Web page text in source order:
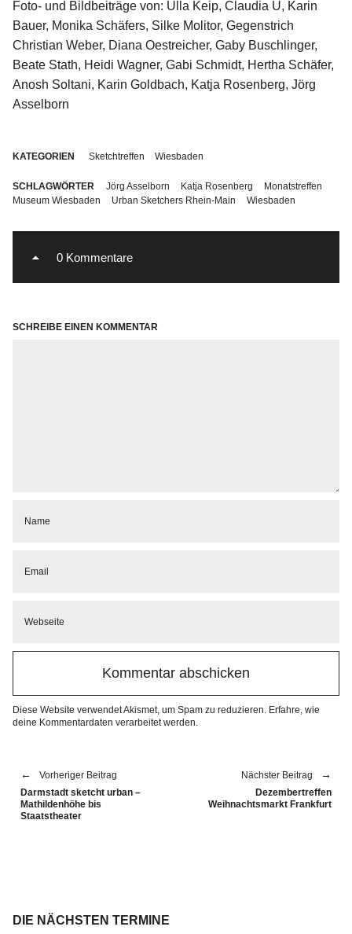
Foto- und Bildbeiträge von: Ulla Keip, Claudia U, Karin
Bauer, Monika Schäfers, Silke Molitor, Gegenstrich
Christian Weber, Diana Oestreicher, Gaby Buschlinger,
Beate Stath, Heidi Wagner, Gabi Schmidt, Hertha Schäfer,
Anosh Soltani, Karin Goldbach, Katja Rosenberg, Jörg
Asselborn
KATEGORIEN Sketchtreffen Wiesbaden
SCHLAGWÖRTER Jörg Asselborn Katja Rosenberg
Monatstreffen
Museum Wiesbaden
Urban Sketchers Rhein-Main Wiesbaden
0 Kommentare
SCHREIBE EINEN KOMMENTAR
Diese Website verwendet Akismet, um Spam zu reduzieren. Erfahre, wie
deine Kommentardaten verarbeitet werden.
Vorheriger Beitrag
Darmstadt sketcht urban –
Mathildenhöhe bis
Staatstheater
Nächster Beitrag
Dezembertreffen
Weihnachtsmarkt Frankfurt
DIE NÄCHSTEN TERMINE